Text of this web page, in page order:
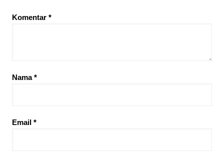
Komentar *
Nama*
Email *